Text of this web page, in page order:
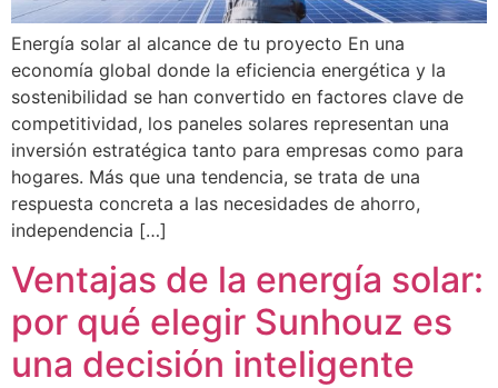
Energía solar al alcance de tu proyecto En una
economía global donde la eficiencia energética y la
sostenibilidad se han convertido en factores clave de
competitividad, los paneles solares representan una
inversión estratégica tanto para empresas como para
hogares. Más que una tendencia, se trata de una
respuesta concreta a las necesidades de ahorro,
independencia […]
Ventajas de la energía solar:
por qué elegir Sunhouz es
una decisión inteligente